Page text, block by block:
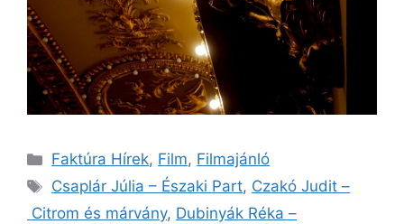
Kategória
Faktúra Hírek, Film, Filmajánló
Címkék
Csaplár Júlia – Északi Part, Czakó Judit –
Citrom és márvány, Dubinyák Réka –